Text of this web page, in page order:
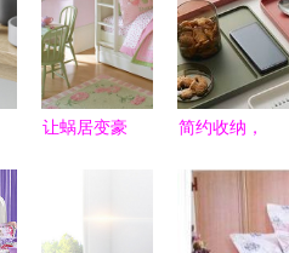
让蜗居变豪
居用品
简约收纳，
树脂家居产
品的工业设